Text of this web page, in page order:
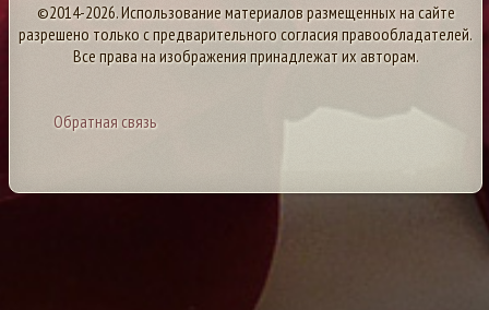
©2014-2026. Использование материалов размещенных на сайте
разрешено только с предварительного согласия правообладателей.
Все права на изображения принадлежат их авторам.
Обратная связь